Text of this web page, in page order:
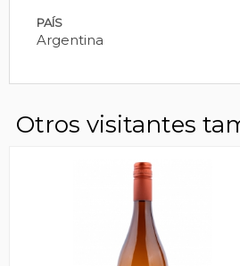
PAÍS
Argentina
Otros visitantes